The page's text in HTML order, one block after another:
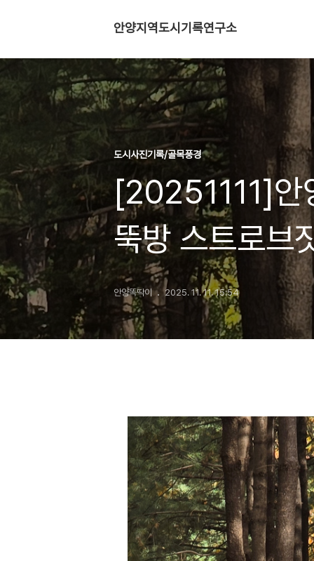
안양지역도시기록연구소
도시사진기록/골목풍경
[20251111]안
뚝방 스트로브
안양똑딱이 2025. 11. 11. 15:54